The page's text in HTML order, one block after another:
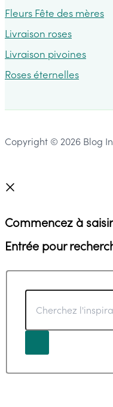
Fleurs Fête des mères
Livraison roses
Livraison pivoines
Roses éternelles
Copyright © 2026 Blog
Commencez à
Entrée pour
Cherchez
l'inspiration